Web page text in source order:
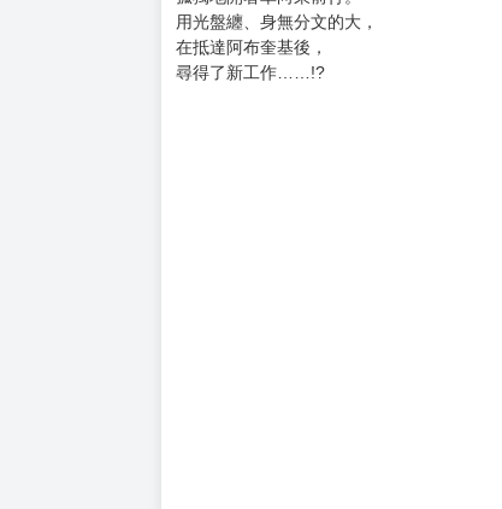
★各界樂手、音樂家、教育家激推盛讚「最
☆專業音樂媒體「爵式WiJazz」監修☆
不是音樂人，《BLUE GIANT》會讓你想